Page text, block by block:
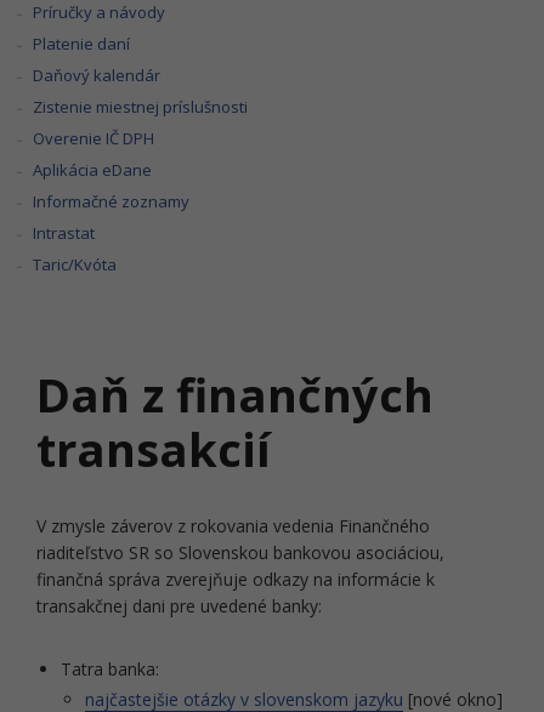
Príručky a návody
Platenie daní
Daňový kalendár
Zistenie miestnej príslušnosti
Overenie IČ DPH
Aplikácia eDane
Informačné zoznamy
Intrastat
Taric/Kvóta
Daň z finančných
transakcií
V zmysle záverov z rokovania vedenia Finančného
riaditeľstvo SR so Slovenskou bankovou asociáciou,
finančná správa zverejňuje odkazy na informácie k
transakčnej dani pre uvedené banky:
Tatra banka:
najčastejšie otázky v slovenskom jazyku [nové okno]